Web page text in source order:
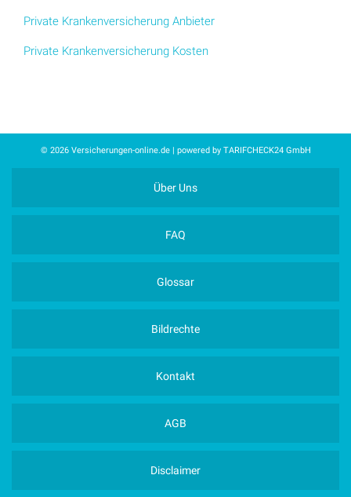
Private Krankenversicherung Anbieter
Private Krankenversicherung Kosten
© 2026 Versicherungen-online.de | powered by TARIFCHECK24 GmbH
Über Uns
FAQ
Glossar
Bildrechte
Kontakt
AGB
Disclaimer